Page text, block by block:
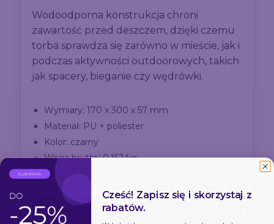
Wodoodporna konstrukcja chroni
zawartość przed deszczem, dzięki czemu
torba sprawdza się zarówno w mieście, jak i
podczas aktywności outdoorowych, takich
jak spacery, bieganie czy wędrówki.
Wymiary: 170 x 300 x 57 mm
Materiał: PU + poliester
Kolor: czarny
Waga brutto: 0,152 kg
Opakowanie: woreczek foliowy
Zamów online w Druk-24
Cześć! Zapisz się i skorzystaj z
rabatów.